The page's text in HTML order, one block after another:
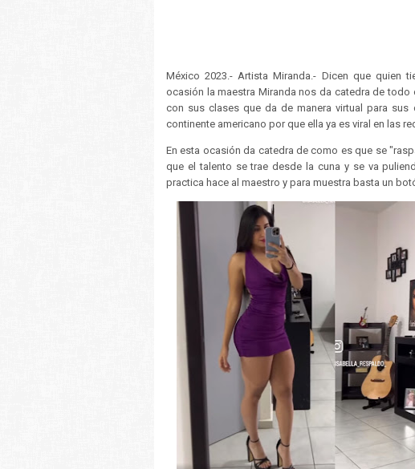
México 2023.- Artista Miranda.- Dicen que quien
ocasión la maestra Miranda nos da catedra de
con sus clases que da de manera virtual para
continente americano por que ella ya es viral en las
En esta ocasión da catedra de como es que se
que el talento se trae desde la cuna y se va
practica hace al maestro y para muestra basta un